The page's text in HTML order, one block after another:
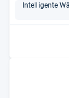
Intel­li­gente